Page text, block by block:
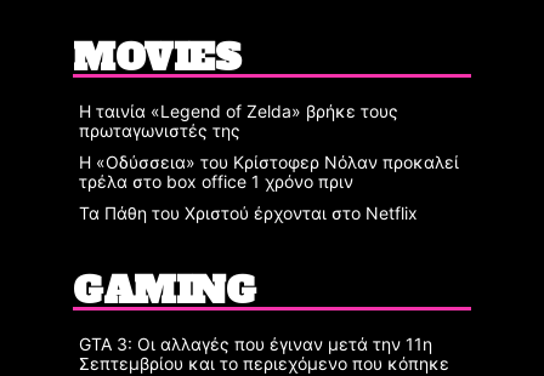
MOVIES
Η ταινία «Legend of Zelda» βρήκε τους
πρωταγωνιστές της
Η «Οδύσσεια» του Κρίστοφερ Νόλαν προκαλεί
τρέλα στο box office 1 χρόνο πριν
Τα Πάθη του Χριστού έρχονται στο Netflix
GAMING
GTA 3: Οι αλλαγές που έγιναν μετά την 11η
Σεπτεμβρίου και το περιεχόμενο που κόπηκε